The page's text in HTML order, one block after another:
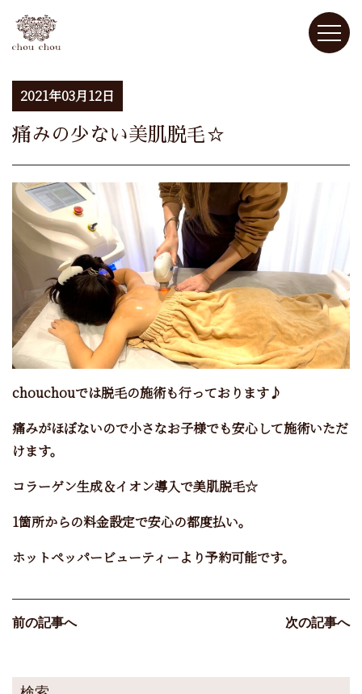
2021年03月12日
痛みの少ない美肌脱毛☆
chouchouでは脱毛の施術も行っております♪
痛みがほぼないので小さなお子様でも安心して施術いただ
けます。
コラーゲン生成＆イオン導入で美肌脱毛☆
1箇所からの料金設定で安心の都度払い。
ホットペッパービューティーより予約可能です。
前の記事へ 次の記事へ